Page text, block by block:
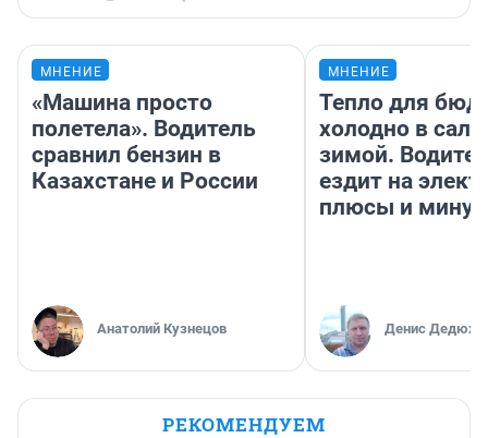
МНЕНИЕ
«Машина просто
полетела». Водитель
сравнил бензин в
Казахстане и России
Анатолий Кузнецов
МНЕНИЕ
Тепло для
холодно в
зимой.
ездит на
плюсы и
Денис
РЕКОМЕНДУЕМ